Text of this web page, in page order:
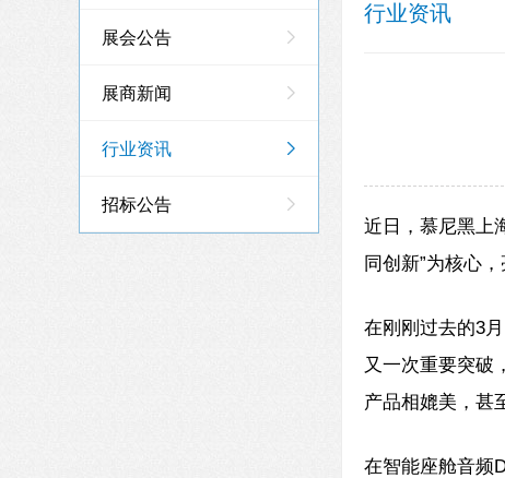
展会公告
展商新闻
行业资讯
招标公告
行业资讯
近日，慕尼黑上
同创新”为核心
在刚刚过去的3
又一次重要突破
产品相媲美，甚
在智能座舱音频